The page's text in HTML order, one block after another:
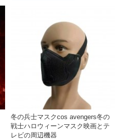
冬の兵士マスクcos avengers冬の
戦士ハロウィーンマスク映画とテ
レビの周辺機器